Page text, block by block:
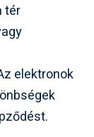
tér
elektronok